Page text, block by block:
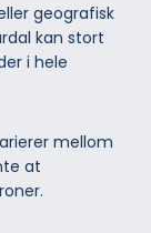
geografisk
kan stort
i hele
mellom
at